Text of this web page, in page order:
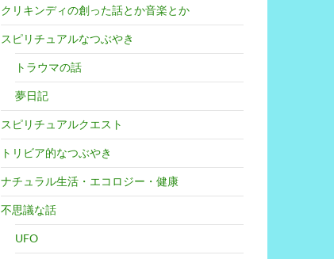
クリキンディの創った話とか音楽とか
スピリチュアルなつぶやき
トラウマの話
夢日記
スピリチュアルクエスト
トリビア的なつぶやき
ナチュラル生活・エコロジー・健康
不思議な話
UFO